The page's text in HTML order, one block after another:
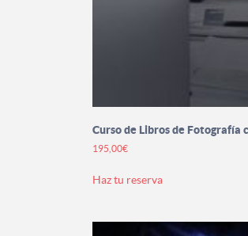
Curso de Libros de Fotografía
195,00€
Haz tu reservaproducto